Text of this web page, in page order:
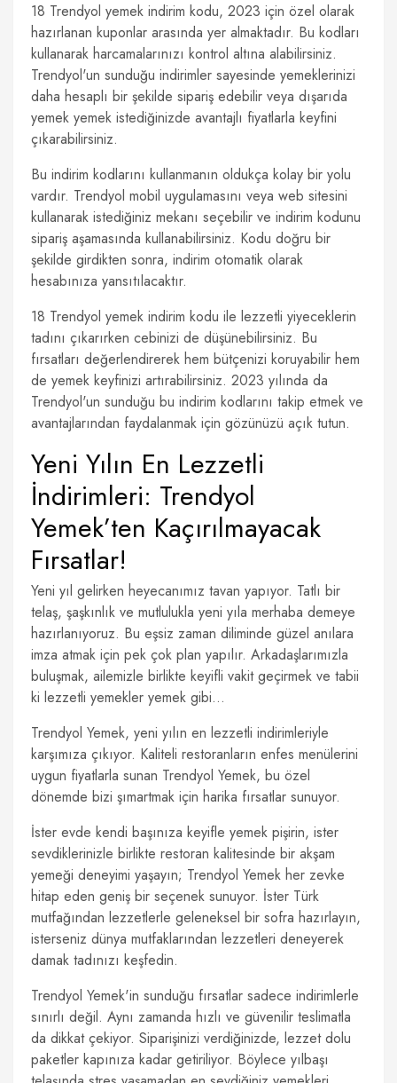
18 Trendyol yemek indirim kodu, 2023 için özel olarak
hazırlanan kuponlar arasında yer almaktadır. Bu kodları
kullanarak harcamalarınızı kontrol altına alabilirsiniz.
Trendyol'un sunduğu indirimler sayesinde yemeklerinizi
daha hesaplı bir şekilde sipariş edebilir veya dışarıda
yemek yemek istediğinizde avantajlı fiyatlarla keyfini
çıkarabilirsiniz.
Bu indirim kodlarını kullanmanın oldukça kolay bir yolu
vardır. Trendyol mobil uygulamasını veya web sitesini
kullanarak istediğiniz mekanı seçebilir ve indirim kodunu
sipariş aşamasında kullanabilirsiniz. Kodu doğru bir
şekilde girdikten sonra, indirim otomatik olarak
hesabınıza yansıtılacaktır.
18 Trendyol yemek indirim kodu ile lezzetli yiyeceklerin
tadını çıkarırken cebinizi de düşünebilirsiniz. Bu
fırsatları değerlendirerek hem bütçenizi koruyabilir hem
de yemek keyfinizi artırabilirsiniz. 2023 yılında da
Trendyol'un sunduğu bu indirim kodlarını takip etmek ve
avantajlarından faydalanmak için gözünüzü açık tutun.
Yeni Yılın En Lezzetli
İndirimleri: Trendyol
Yemek’ten Kaçırılmayacak
Fırsatlar!
Yeni yıl gelirken heyecanımız tavan yapıyor. Tatlı bir
telaş, şaşkınlık ve mutlulukla yeni yıla merhaba demeye
hazırlanıyoruz. Bu eşsiz zaman diliminde güzel anılara
imza atmak için pek çok plan yapılır. Arkadaşlarımızla
buluşmak, ailemizle birlikte keyifli vakit geçirmek ve tabii
ki lezzetli yemekler yemek gibi…
Trendyol Yemek, yeni yılın en lezzetli indirimleriyle
karşımıza çıkıyor. Kaliteli restoranların enfes menülerini
uygun fiyatlarla sunan Trendyol Yemek, bu özel
dönemde bizi şımartmak için harika fırsatlar sunuyor.
İster evde kendi başınıza keyifle yemek pişirin, ister
sevdiklerinizle birlikte restoran kalitesinde bir akşam
yemeği deneyimi yaşayın; Trendyol Yemek her zevke
hitap eden geniş bir seçenek sunuyor. İster Türk
mutfağından lezzetlerle geleneksel bir sofra hazırlayın,
isterseniz dünya mutfaklarından lezzetleri deneyerek
damak tadınızı keşfedin.
Trendyol Yemek'in sunduğu fırsatlar sadece indirimlerle
sınırlı değil. Aynı zamanda hızlı ve güvenilir teslimatla
da dikkat çekiyor. Siparişinizi verdiğinizde, lezzet dolu
paketler kapınıza kadar getiriliyor. Böylece yılbaşı